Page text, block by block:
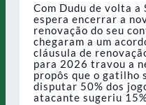
Com Dudu de volta a
espera encerrar a
renovação do seu
chegaram a um
cláusula de
para 2026 travou a
propôs que o gatilho
disputar 50% dos
atacante sugeriu